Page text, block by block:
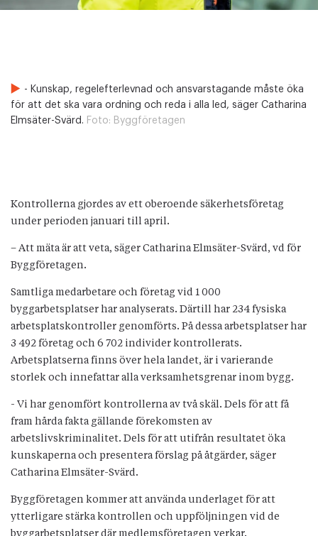
- Kunskap, regelefterlevnad och ansvarstagande måste öka
för att det ska vara ordning och reda i alla led, säger Catharina
Elmsäter-Svärd. Foto: Byggföretagen
Kontrollerna gjordes av ett oberoende säkerhetsföretag
under perioden januari till april.
– Att mäta är att veta, säger Catharina Elmsäter-Svärd, vd för
Byggföretagen.
Samtliga medarbetare och företag vid 1 000
byggarbetsplatser har analyserats. Därtill har 234 fysiska
arbetsplatskontroller genomförts. På dessa arbetsplatser har
3 492 företag och 6 702 individer kontrollerats.
Arbetsplatserna finns över hela landet, är i varierande
storlek och innefattar alla verksamhetsgrenar inom bygg.
- Vi har genomfört kontrollerna av två skäl. Dels för att få
fram hårda fakta gällande förekomsten av
arbetslivskriminalitet. Dels för att utifrån resultatet öka
kunskaperna och presentera förslag på åtgärder, säger
Catharina Elmsäter-Svärd.
Byggföretagen kommer att använda underlaget för att
ytterligare stärka kontrollen och uppföljningen vid de
byggarbetsplatser där medlemsföretagen verkar.